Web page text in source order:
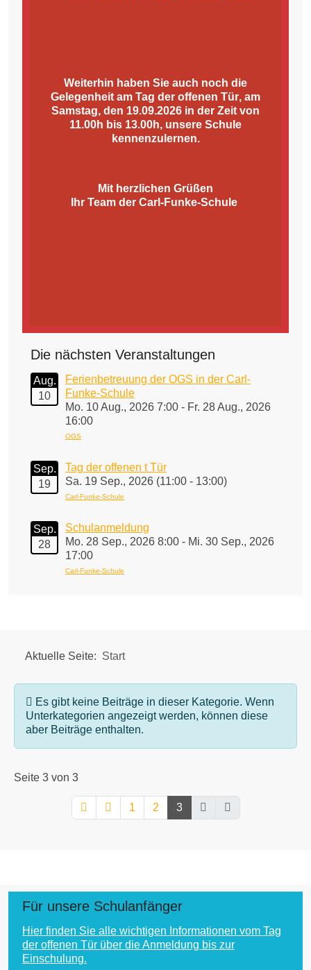
Weiterhin haben Sie auch noch die
Gelegenheit am Tag der offenen Tür, am
Samstag, den 19.09.2026 in der Zeit von
11.00h bis 13.00h, unsere Schule
kennenzulernen.
Mit herzlichen Grüßen
Ihr Team der Carl-Funke-Schule
Die nächsten Veranstaltungen
Aug.
10
Ferienbetreuung der OGS in der Carl-
Funke-Schule
Mo. 10 Aug., 2026 7:00 - Fr. 28 Aug., 2026
16:00
OGS
Sep.
19
Tag der offenen t Tür
Sa. 19 Sep., 2026 (11:00 - 13:00)
Carl-Funke-Schule
Sep.
28
Schulanmeldung
Mo. 28 Sep., 2026 8:00 - Mi. 30 Sep., 2026
17:00
Carl-Funke-Schule
Aktuelle Seite: Start
Information
Es gibt keine Beiträge in dieser Kategorie. Wenn
Unterkategorien angezeigt werden, können diese
aber Beiträge enthalten.
Seite 3 von 3
1 2 3
Für unsere Schulanfänger
Hier finden Sie alle wichtigen Informationen vom Tag
der offenen Tür über die Anmeldung bis zur
Einschulung.